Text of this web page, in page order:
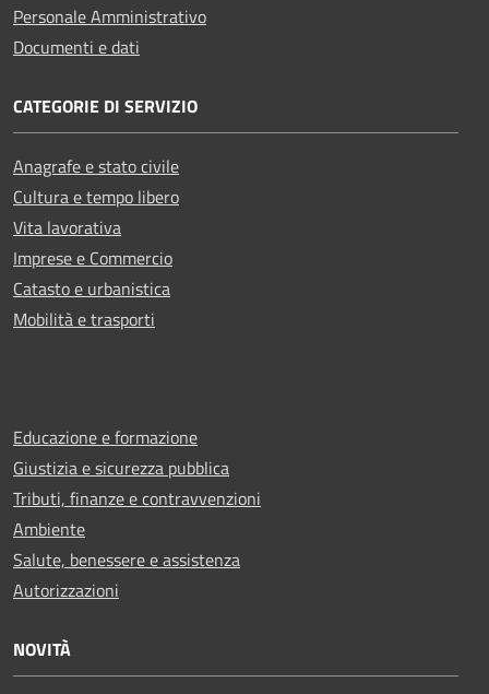
Personale Amministrativo
Documenti e dati
CATEGORIE DI SERVIZIO
Anagrafe e stato civile
Cultura e tempo libero
Vita lavorativa
Imprese e Commercio
Catasto e urbanistica
Mobilità e trasporti
Educazione e formazione
Giustizia e sicurezza pubblica
Tributi, finanze e contravvenzioni
Ambiente
Salute, benessere e assistenza
Autorizzazioni
NOVITÀ